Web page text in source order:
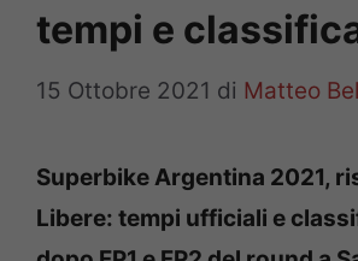
tempi e
15 Ottobre 2021 di Matteo
Superbike Argentina 2021,
Libere: tempi ufficiali e